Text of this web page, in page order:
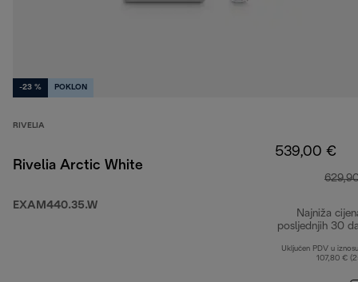
-23 % POKLON
RIVELIA
Rivelia Arctic White
EXAM440.35.W
539,00 €
Najniža
posljednjih 30
Uključen PDV u
107,80 €